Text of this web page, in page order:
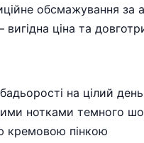
обсмажування за
ціна та
на цілий день
нотками темного
кремовою пінкою